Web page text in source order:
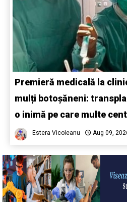
Premieră medicală la
mulți botoșăneni:
o inimă pe care multe
Estera Vicoleanu Aug 09,